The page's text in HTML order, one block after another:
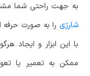
به جهت راحتی شما
شارژی را به صورت
با این ابزار و ایجاد
ممکن به تعمیر یا